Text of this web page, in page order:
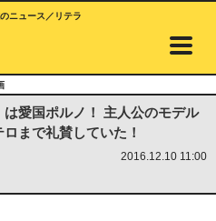
ニュース／リテラ
愛国ポルノ！ 主人公のモデル
まで礼賛していた！
2016.12.10 11:00